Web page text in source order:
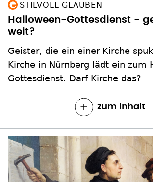
STILVOLL GLAUBEN
Halloween-Gottesdienst -
weit?
Geister, die ein einer Kirche
Kirche in Nürnberg lädt ein zum
Gottesdienst. Darf Kirche das?
zum Inhalt